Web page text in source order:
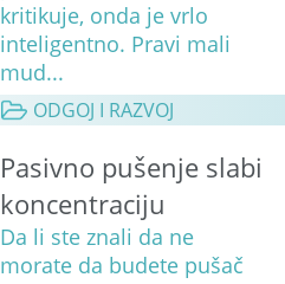
kritikuje, onda je vrlo
inteligentno. Pravi mali
mud...
ODGOJ I RAZVOJ
Pasivno pušenje slabi
koncentraciju
Da li ste znali da ne
morate da budete pušač